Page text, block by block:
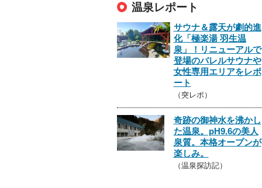
温泉レポート
サウナ＆露天が劇的進
化「極楽湯 羽生温
泉」！リニューアルで
登場のバレルサウナや
女性専用エリアをレポ
ート
（突レポ）
奇跡の御神水を沸かし
た温泉。pH9.6の美人
泉質。本格オープンが
楽しみ。
（温泉探訪記）